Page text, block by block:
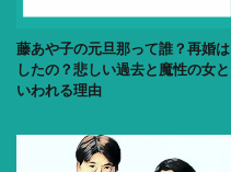
藤あや子の元旦那って誰？再婚は
したの？悲しい過去と魔性の女と
いわれる理由